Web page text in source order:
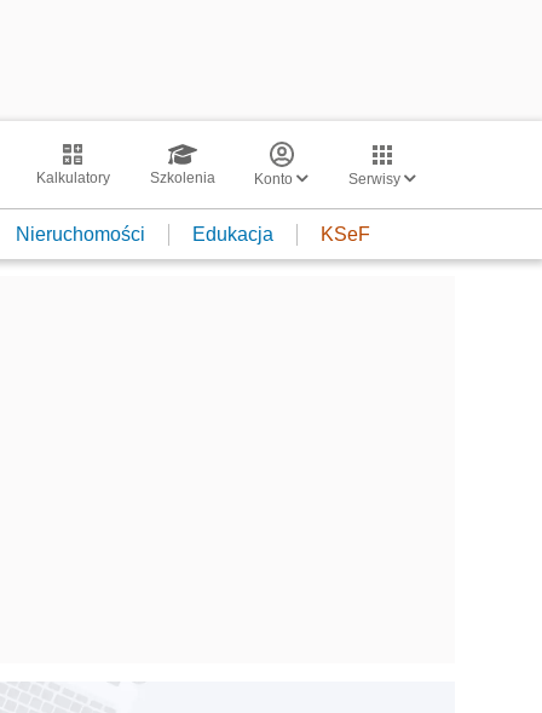
Kalkulatory Szkolenia Konto Serwisy
Nieruchomości Edukacja KSeF